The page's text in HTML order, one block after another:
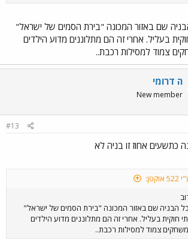
שם באזור המכונה "בירת הסמים של ישראל"
בעליל. אחרי זה הם מתלוננים מדוע הילדים
צמוד למסילות רכבת..
ה דרומי
New member
#13
כתשעים אחוז זו בניה לא
הבניה שם באזור המכונה "בירת הסמים של ישראל"
חוקית בעליל. אחרי זה הם מתלוננים מדוע הילדים
צמוד למסילות רכבת..